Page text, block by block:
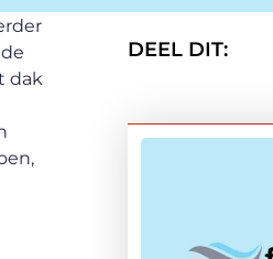
dak
DEEL DIT: